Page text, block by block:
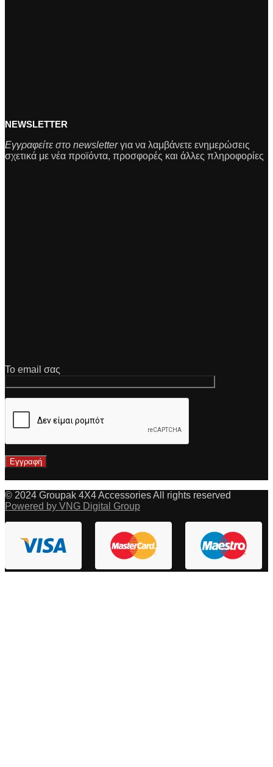
NEWSLETTER
Εγγραφείτε στο newsletterγια να λαμβάνετε ενημερώσεις
σχετικά με νέα προϊόντα, προσφορές και άλλες πληροφορίες
Το email σας
© 2024 Groupak 4X4 Accessories All rights reserved
Powered by VNG Digital Group